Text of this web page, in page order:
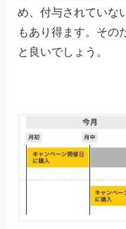
め、付与されていな
もあり得ます。その
と良いでしょう。